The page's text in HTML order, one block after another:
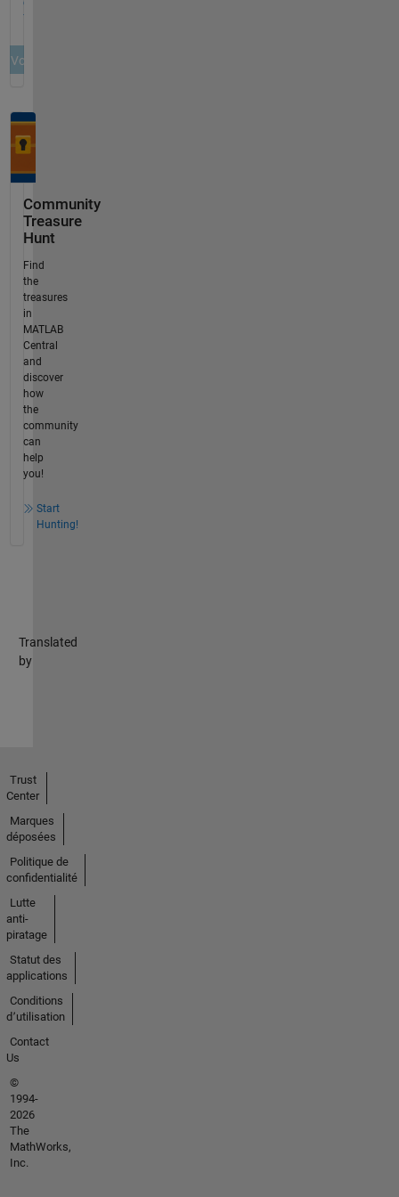
Community
Treasure
Hunt
Find
the
treasures
in
MATLAB
Central
and
discover
how
the
community
can
help
you!
Start
Hunting!
Translated
by
Trust
Center
Marques
déposées
Politique de
confidentialité
Lutte
anti-
piratage
Statut des
applications
Conditions
d՚utilisation
Contact
Us
©
1994-
2026
The
MathWorks,
Inc.